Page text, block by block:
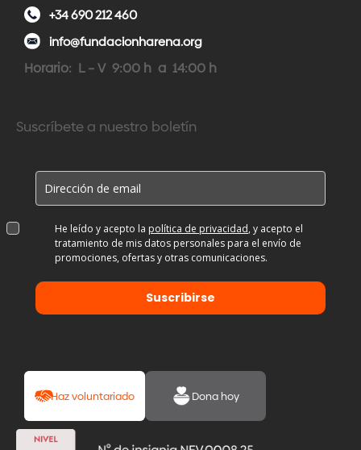
+34 690 212 460
info@fundacionharena.org
Horario: L – V 9:00 h a 14:00 h
Suscríbete a nuestro boletín
He leído y acepto la política de privacidad, y acepto el
tratamiento de mis datos personales para el envío de
promociones, ofertas y otras comunicaciones.
Suscribirse
Haz voluntariado Dona hoy